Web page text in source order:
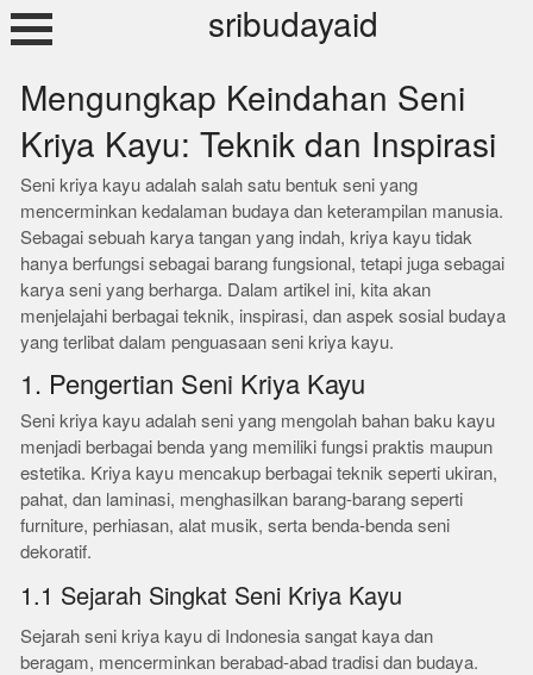
Skip
to
sribudayaid
Mengungkap Keindahan Seni
Kriya Kayu: Teknik dan Inspirasi
Seni kriya kayu adalah salah satu bentuk seni yang
mencerminkan kedalaman budaya dan keterampilan manusia.
Sebagai sebuah karya tangan yang indah, kriya kayu tidak
hanya berfungsi sebagai barang fungsional, tetapi juga sebagai
karya seni yang berharga. Dalam artikel ini, kita akan
menjelajahi berbagai teknik, inspirasi, dan aspek sosial budaya
yang terlibat dalam penguasaan seni kriya kayu.
1. Pengertian Seni Kriya Kayu
Seni kriya kayu adalah seni yang mengolah bahan baku kayu
menjadi berbagai benda yang memiliki fungsi praktis maupun
estetika. Kriya kayu mencakup berbagai teknik seperti ukiran,
pahat, dan laminasi, menghasilkan barang-barang seperti
furniture, perhiasan, alat musik, serta benda-benda seni
dekoratif.
1.1 Sejarah Singkat Seni Kriya Kayu
Sejarah seni kriya kayu di Indonesia sangat kaya dan
beragam, mencerminkan berabad-abad tradisi dan budaya.